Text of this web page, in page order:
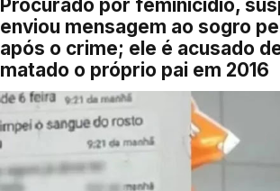
Procurado por feminicídio,
enviou mensagem ao sogro
após o crime; ele é acusado
matado o próprio pai em 2016